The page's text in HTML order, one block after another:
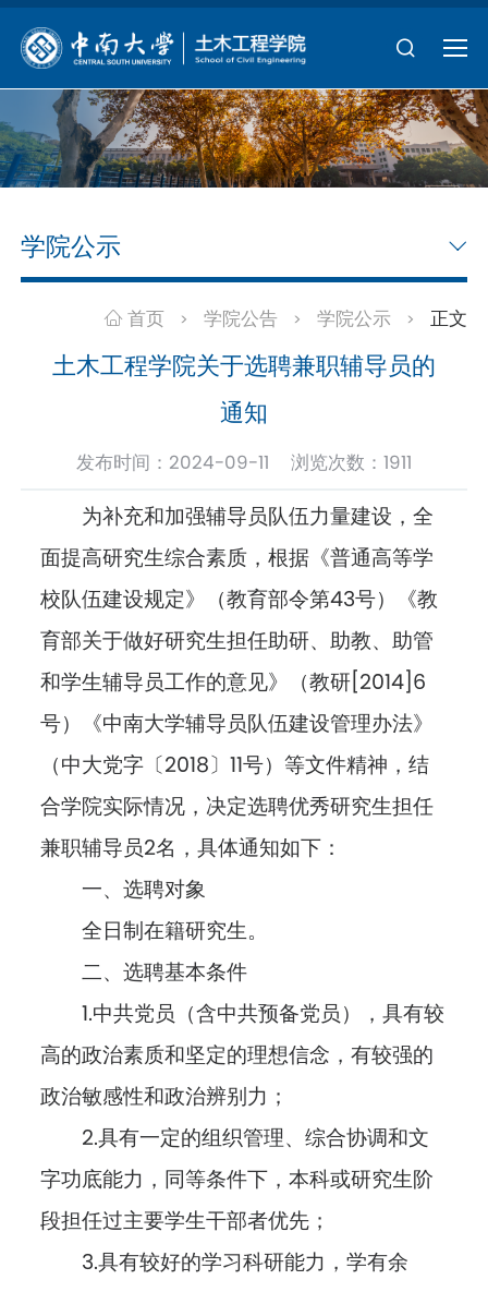
学院公示
首页 > 学院公告 > 学院公示 > 正文
土木工程学院关于选聘兼职辅导员的
通知
发布时间：2024-09-11 浏览次数： 1911
为补充和加强辅导员队伍力量建设，全
面提高研究生综合素质，根据《普通高等学
校队伍建设规定》（教育部令第43号）《教
育部关于做好研究生担任助研、助教、助管
和学生辅导员工作的意见》（教研[2014]6
号）《中南大学辅导员队伍建设管理办法》
（中大党字〔2018〕11号）等文件精神，结
合学院实际情况，决定选聘优秀研究生担任
兼职辅导员2名，具体通知如下：
一、选聘对象
全日制在籍研究生。
二、选聘基本条件
1.中共党员（含中共预备党员），具有较
高的政治素质和坚定的理想信念，有较强的
政治敏感性和政治辨别力；
2.具有一定的组织管理、综合协调和文
字功底能力，同等条件下，本科或研究生阶
段担任过主要学生干部者优先；
3.具有较好的学习科研能力，学有余